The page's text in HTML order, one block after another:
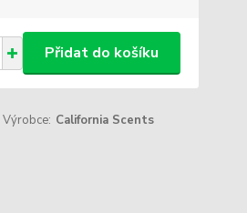
Přidat do košíku
Výrobce: California Scents